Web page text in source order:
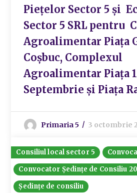
Piețelor Sector 5 și
Sector 5 SRL pentru
Agroalimentar Piața
Coșbuc, Complexul
Agroalimentar Piața
Septembrie și Piața
Primaria 5 3 octombrie
Consiliul local sector 5
Convocator Ședințe de Consiliu
Ședințe de consiliu